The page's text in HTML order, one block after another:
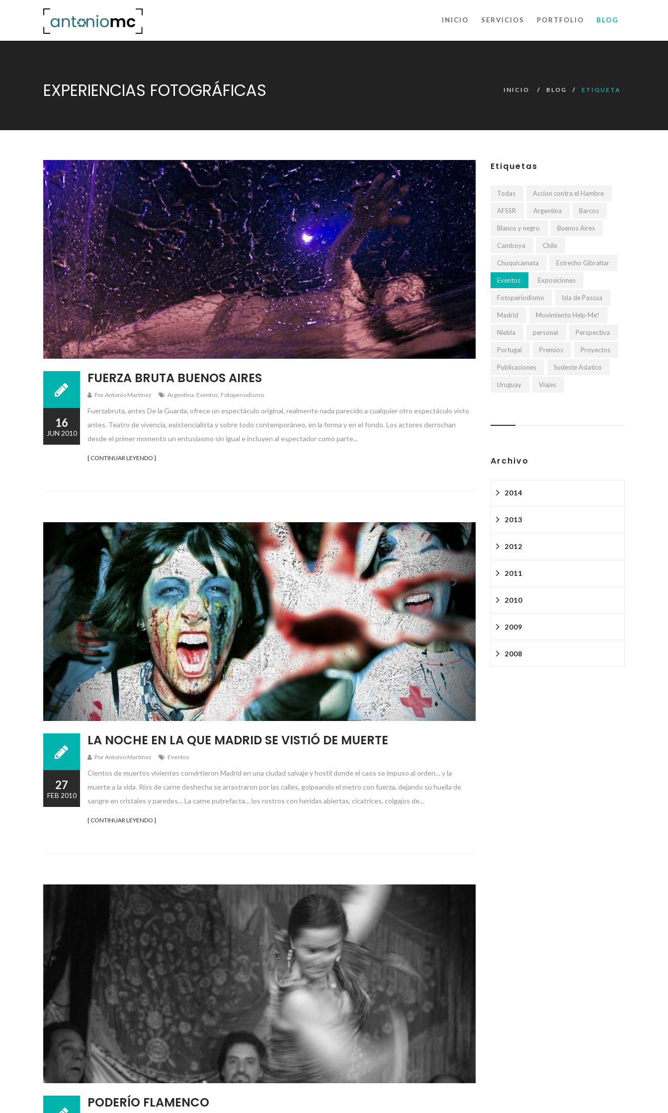
INICIO SERVICIOS PORTFOLIO BLOG
EXPERIENCIAS FOTOGRÁFICAS INICIO BLOG ETIQUETA
FUERZA BRUTA BUENOS AIRES
Por Antonio Martínez Argentina, Eventos, Fotoperiodismo
Fuerzabruta, antes De la Guarda, ofrece un espectáculo original, realmente nada parecido a cualquier otro espectáculo visto
antes. Teatro de vivencia, existencialista y sobre todo contemporáneo, en la forma y en el fondo. Los actores derrochan
desde el primer momento un entusiasmo sin igual e incluyen al espectador como parte...
[ CONTINUAR LEYENDO ]
16
JUN 2010
LA NOCHE EN LA QUE MADRID SE VISTIÓ DE MUERTE
Por Antonio Martínez Eventos
Cientos de muertos vivientes convirtieron Madrid en una ciudad salvaje y hostil donde el caos se impuso al orden… y la
muerte a la vida. Ríos de carne deshecha se arrastraron por las calles, golpeando el metro con fuerza, dejando su huella de
sangre en cristales y paredes… La carne putrefacta… los rostros con heridas abiertas, cicatrices, colgajos de...
[ CONTINUAR LEYENDO ]
27
FEB 2010
PODERÍO FLAMENCO
Etiquetas
Todas Accion contra el Hambre
AFSSR Argentina Barcos
Blanco y negro Buenos Aires
Camboya Chile
Chuquicamata Estrecho Gibraltar
Eventos Exposiciones
Fotoperiodismo Isla de Pascua
Madrid Movimiento Help Me!
Niebla personal Perspectiva
Portugal Premios Proyectos
Publicaciones Sudeste Asiatico
Uruguay Viajes
Archivo
2014
2013
2012
2011
2010
2009
2008